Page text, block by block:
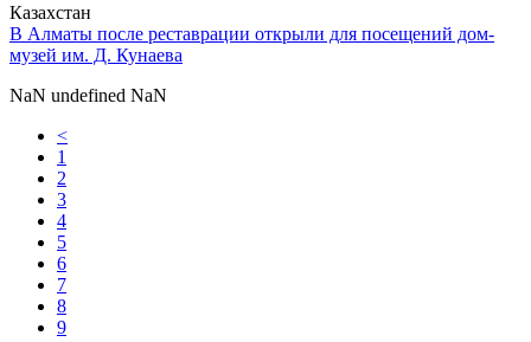
Казахстан
В Алматы после реставрации открыли для посещений дом-
музей им. Д. Кунаева
NaN undefined NaN
<
1
2
3
4
5
6
7
8
9